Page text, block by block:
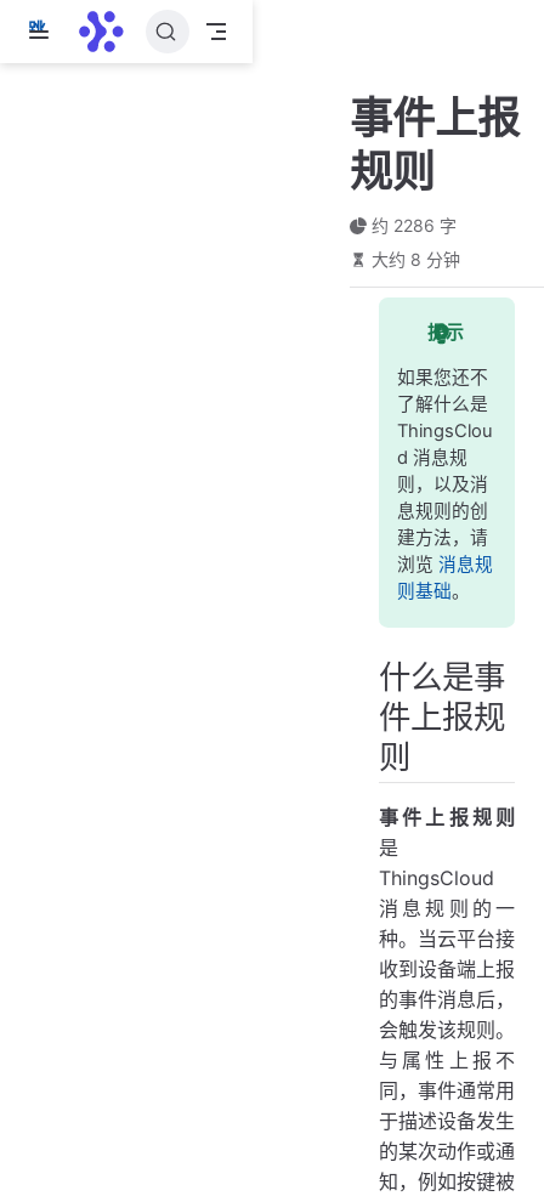
跳
事件上报
规则
约 2286 字
大约 8 分钟
提示
如果您还不
了解什么是
ThingsClou
d 消息规
则，以及消
息规则的创
建方法，请
浏览 消息规
则基础。
什么是事
件上报规
则
事件上报规则
是
ThingsCloud
消息规则的一
种。当云平台接
收到设备端上报
的事件消息后，
会触发该规则。
与属性上报不
同，事件通常用
于描述设备发生
的某次动作或通
知，例如按键被